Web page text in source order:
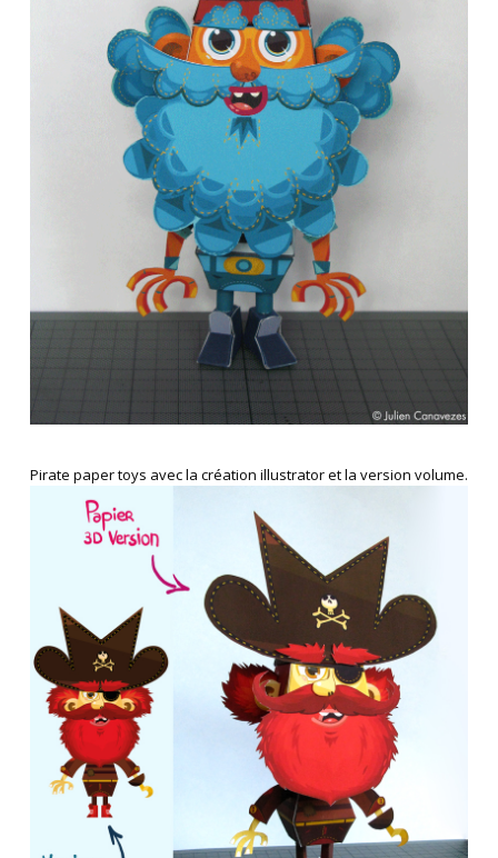
Pirate paper toys avec la création illustrator et la version volume.